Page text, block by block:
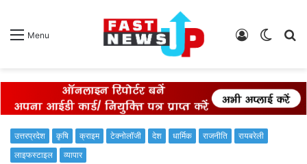
Menu
Switch
Log
उत्तरप्रदेश कृषि क्राइम टेक्नोलॉजी देश धार्मिक राजनीति
रायबरेली
लाइफस्टाइल
व्यापार